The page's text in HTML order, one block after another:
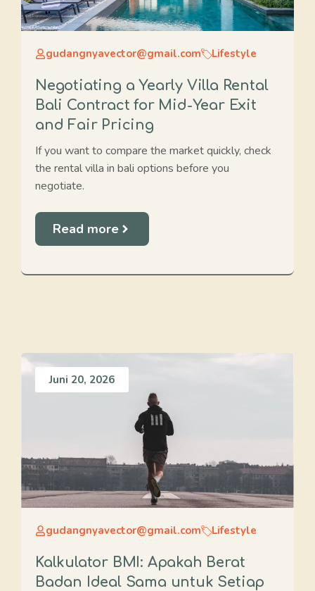
gudangnyavector@gmail.com Lifestyle
Negotiating a Yearly Villa Rental
Bali Contract for Mid-Year Exit
and Fair Pricing
If you want to compare the market quickly, check
the rental villa in bali options before you
negotiate.
Read more
Juni 20, 2026
gudangnyavector@gmail.com Lifestyle
Kalkulator BMI: Apakah Berat
Badan Ideal Sama untuk Setiap